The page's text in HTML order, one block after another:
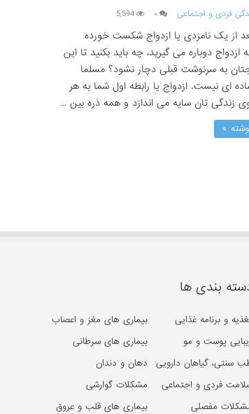
فردی و اجتماعی ۰ 5,594
از یک نامزدی یا ازدواج شکست خورده
ازدواج دوباره می گیرید، چه باید بکنید تا این
به سرنوشت قبلی دچار نشود؟ مسلما
ای نیست. ازدواج یا رابطه اول شما به هر
زندگی تان سایه می اندازد و همه ذره بین …
»
بندی ها
و برنامه غذایی
پوست و مو
سنتی، گیاهان دارویی
فردی و اجتماعی
مفصلی
بیماری های مغز و اعصاب
بیماری های سرطانی
دهان و دندان
مشکلات گوارشی
بیماری های قلب و عروق